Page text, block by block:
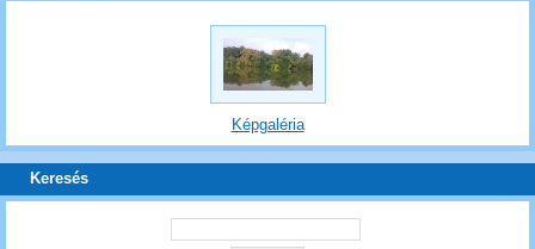
Képgaléria
Keresés